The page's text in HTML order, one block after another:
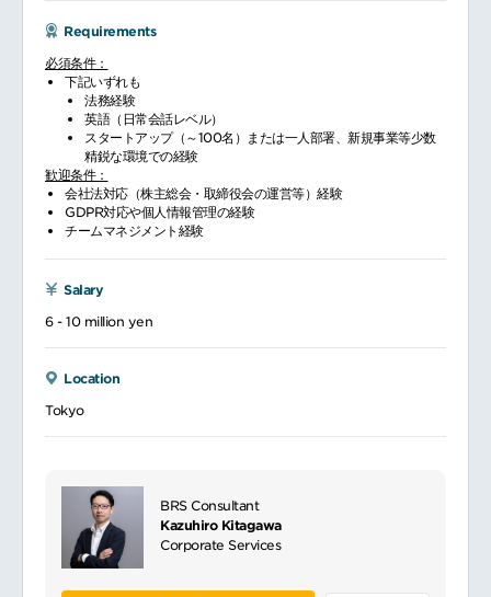
Requirements
必須条件：
下記いずれも
法務経験
英語（日常会話レベル）
スタートアップ（～100名）または一人部署、新規事業等少数
精鋭な環境での経験
歓迎条件：
会社法対応（株主総会・取締役会の運営等）経験
GDPR対応や個人情報管理の経験
チームマネジメント経験
Salary
6 - 10 million yen
Location
Tokyo
BRS Consultant
Kazuhiro Kitagawa
Corporate Services